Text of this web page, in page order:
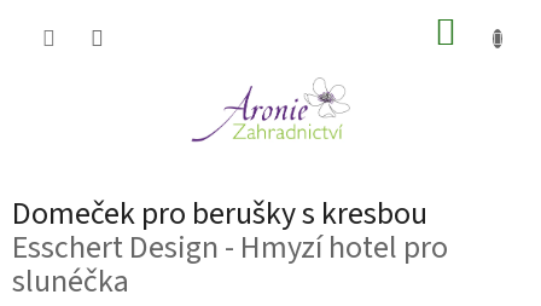
Domeček pro berušky s kresbou
Esschert Design - Hmyzí hotel pro
slunéčka